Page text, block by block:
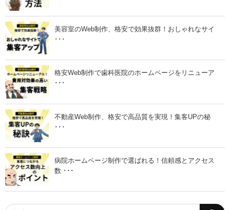
美容室のWeb制作、格安で効果抜群！おしゃれなサイ
･･･
格安Web制作で歯科医院のホームページをリニューア
･･･
不動産Web制作、格安で高品質を実現！集客UPの秘
･･･
病院ホームページ制作で選ばれる！信頼感とアクセス
数 ･･･